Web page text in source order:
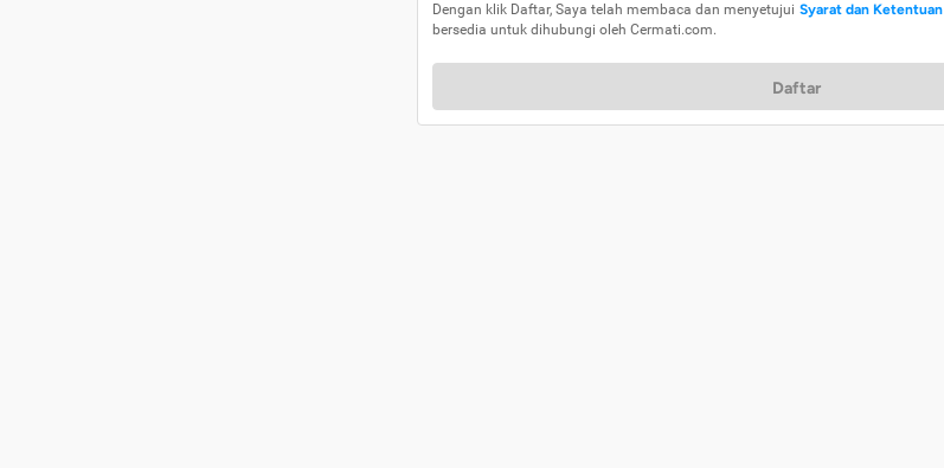
Dengan klik Daftar, Saya telah membaca dan menyetujui Syarat dan Ketentuan
bersedia untuk dihubungi oleh Cermati.com.
Daftar